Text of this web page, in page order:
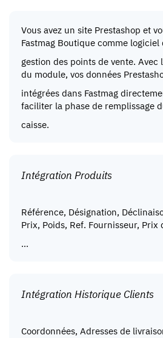
Vous avez un site Prestashop et
Fastmag Boutique comme logiciel
gestion des points de vente. Avec
du module, vos données
intégrées dans Fastmag
faciliter la phase de remplissage
caisse.
Intégration Produits
Référence, Désignation,
Prix, Poids, Ref. Fournisseur, Prix
…
Intégration Historique Clients
Coordonnées, Adresses de